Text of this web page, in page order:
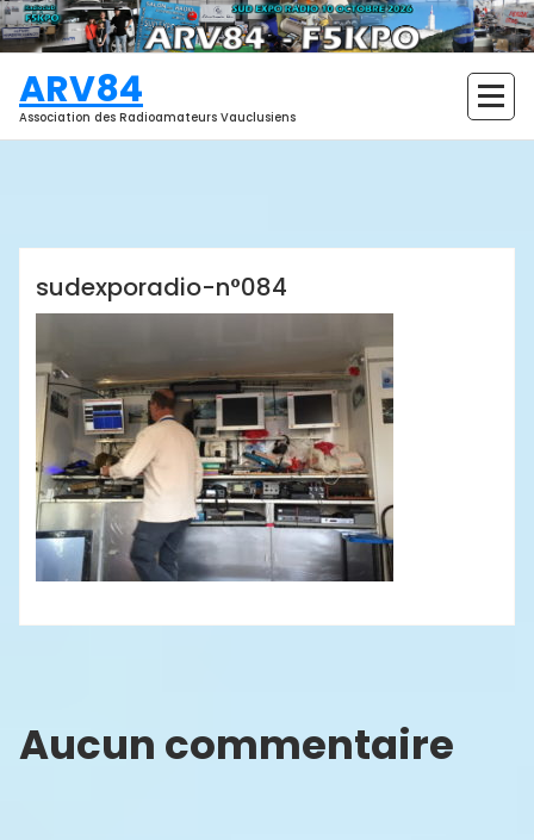
Aller
au
contenu
ARV84
Association des Radioamateurs Vauclusiens
sudexporadio-n°084
Aucun commentaire